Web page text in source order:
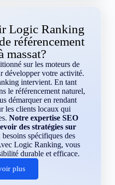
Logic Ranking
référencement
massat?
sur les moteurs de
développer votre activité.
intervient. En tant
le référencement naturel,
démarquer en rendant
les clients locaux qui
Notre expertise SEO
des stratégies sur
besoins spécifiques des
Logic Ranking, vous
durable et efficace.
plus